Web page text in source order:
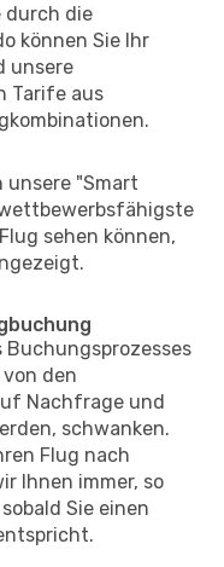
durch die
können Sie Ihr
unsere
Tarife aus
unsere "Smart
sehen können,
Buchungsprozesses
den
Nachfrage und
schwanken.
Flug nach
Ihnen immer, so
Sie einen